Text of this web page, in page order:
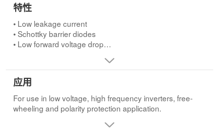
特性
• Low leakage current
• Schottky barrier diodes
• Low forward voltage drop
• Halogen-free according to IEC 61249-2-21 definition
• High temperature soldering guaranteed: 260℃/10
seconds
应用
For use in low voltage, high frequency inverters, free-
wheeling and polarity protection application.